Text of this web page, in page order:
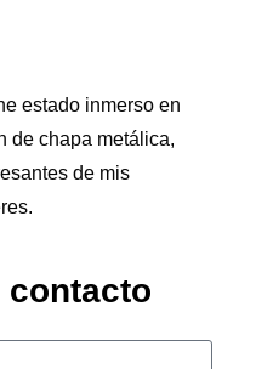
estado inmerso en
de chapa metálica,
de mis
contacto